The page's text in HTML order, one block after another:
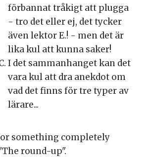
förbannat tråkigt att plugga
- tro det eller ej, det tycker
även lektor E.! - men det är
lika kul att kunna saker!
I det sammanhanget kan det
vara kul att dra anekdot om
vad det finns för tre typer av
lärare...
something completely
round-up".